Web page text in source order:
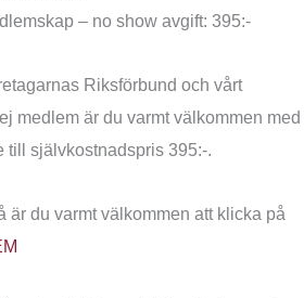
– no show avgift: 395:-
Riksförbund och vårt
medlem är du varmt välkommen med
till självkostnadspris 395:-.
är du varmt välkommen att klicka på